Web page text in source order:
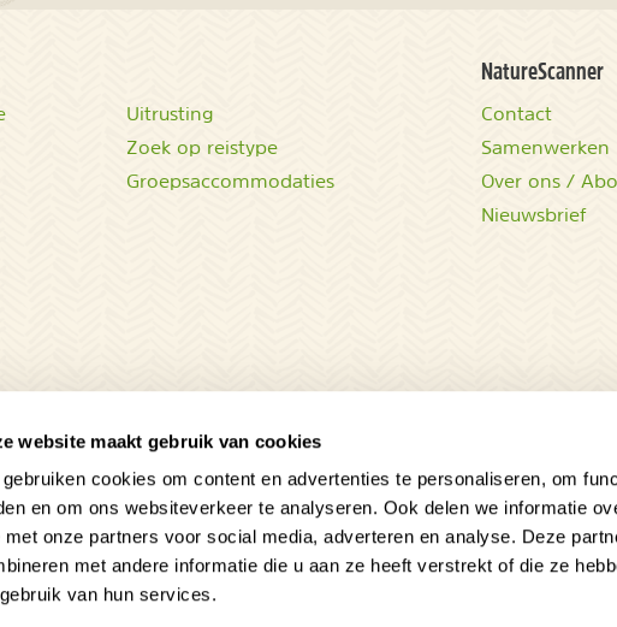
website maakt gebruik van cookies
gebruiken cookies om content en advertenties te personaliseren, om
en om ons websiteverkeer te analyseren. Ook delen we informatie
met onze partners voor social media, adverteren en analyse. Deze
met andere informatie die u aan ze heeft verstrekt of die ze
van hun services.
Uitrusting
Zoek op reistype
Groepsaccommodaties
NatureScanner
Contact
Samenwerken
Over ons /
Nieuwsbrief